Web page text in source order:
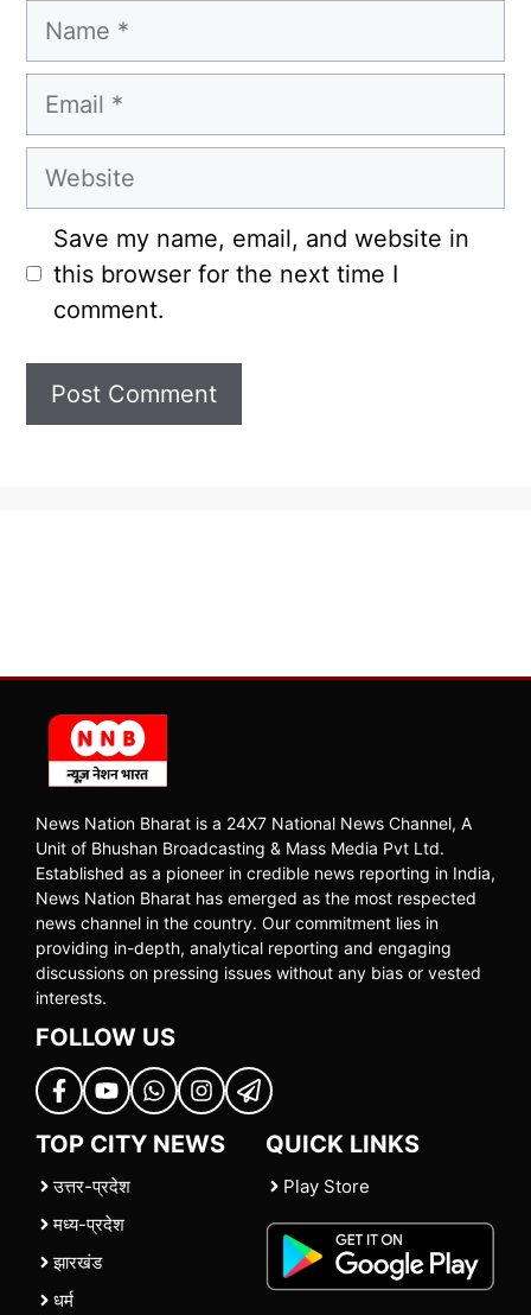
Name
Email
Website
Save my name, email, and website in
this browser for the next time I
comment.
News Nation Bharat is a 24X7 National News Channel, A
Unit of Bhushan Broadcasting & Mass Media Pvt Ltd.
Established as a pioneer in credible news reporting in India,
News Nation Bharat has emerged as the most respected
news channel in the country. Our commitment lies in
providing in-depth, analytical reporting and engaging
discussions on pressing issues without any bias or vested
interests.
FOLLOW US
TOP CITY NEWS
उत्तर-प्रदेश
मध्य-प्रदेश
झारखंड
धर्म
QUICK LINKS
Play Store